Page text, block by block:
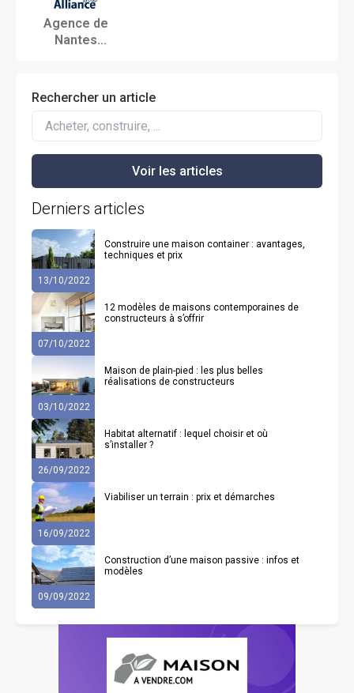
Agence de
Nantes
Rechercher un article
Derniers articles
13/10/2022
Construire une maison container : avantages,
techniques et prix
07/10/2022
12 modèles de maisons contemporaines de
constructeurs à s’offrir
03/10/2022
Maison de plain-pied : les plus belles
réalisations de constructeurs
26/09/2022
Habitat alternatif : lequel choisir et où
s’installer ?
16/09/2022
Viabiliser un terrain : prix et démarches
09/09/2022
Construction d’une maison passive : infos et
modèles